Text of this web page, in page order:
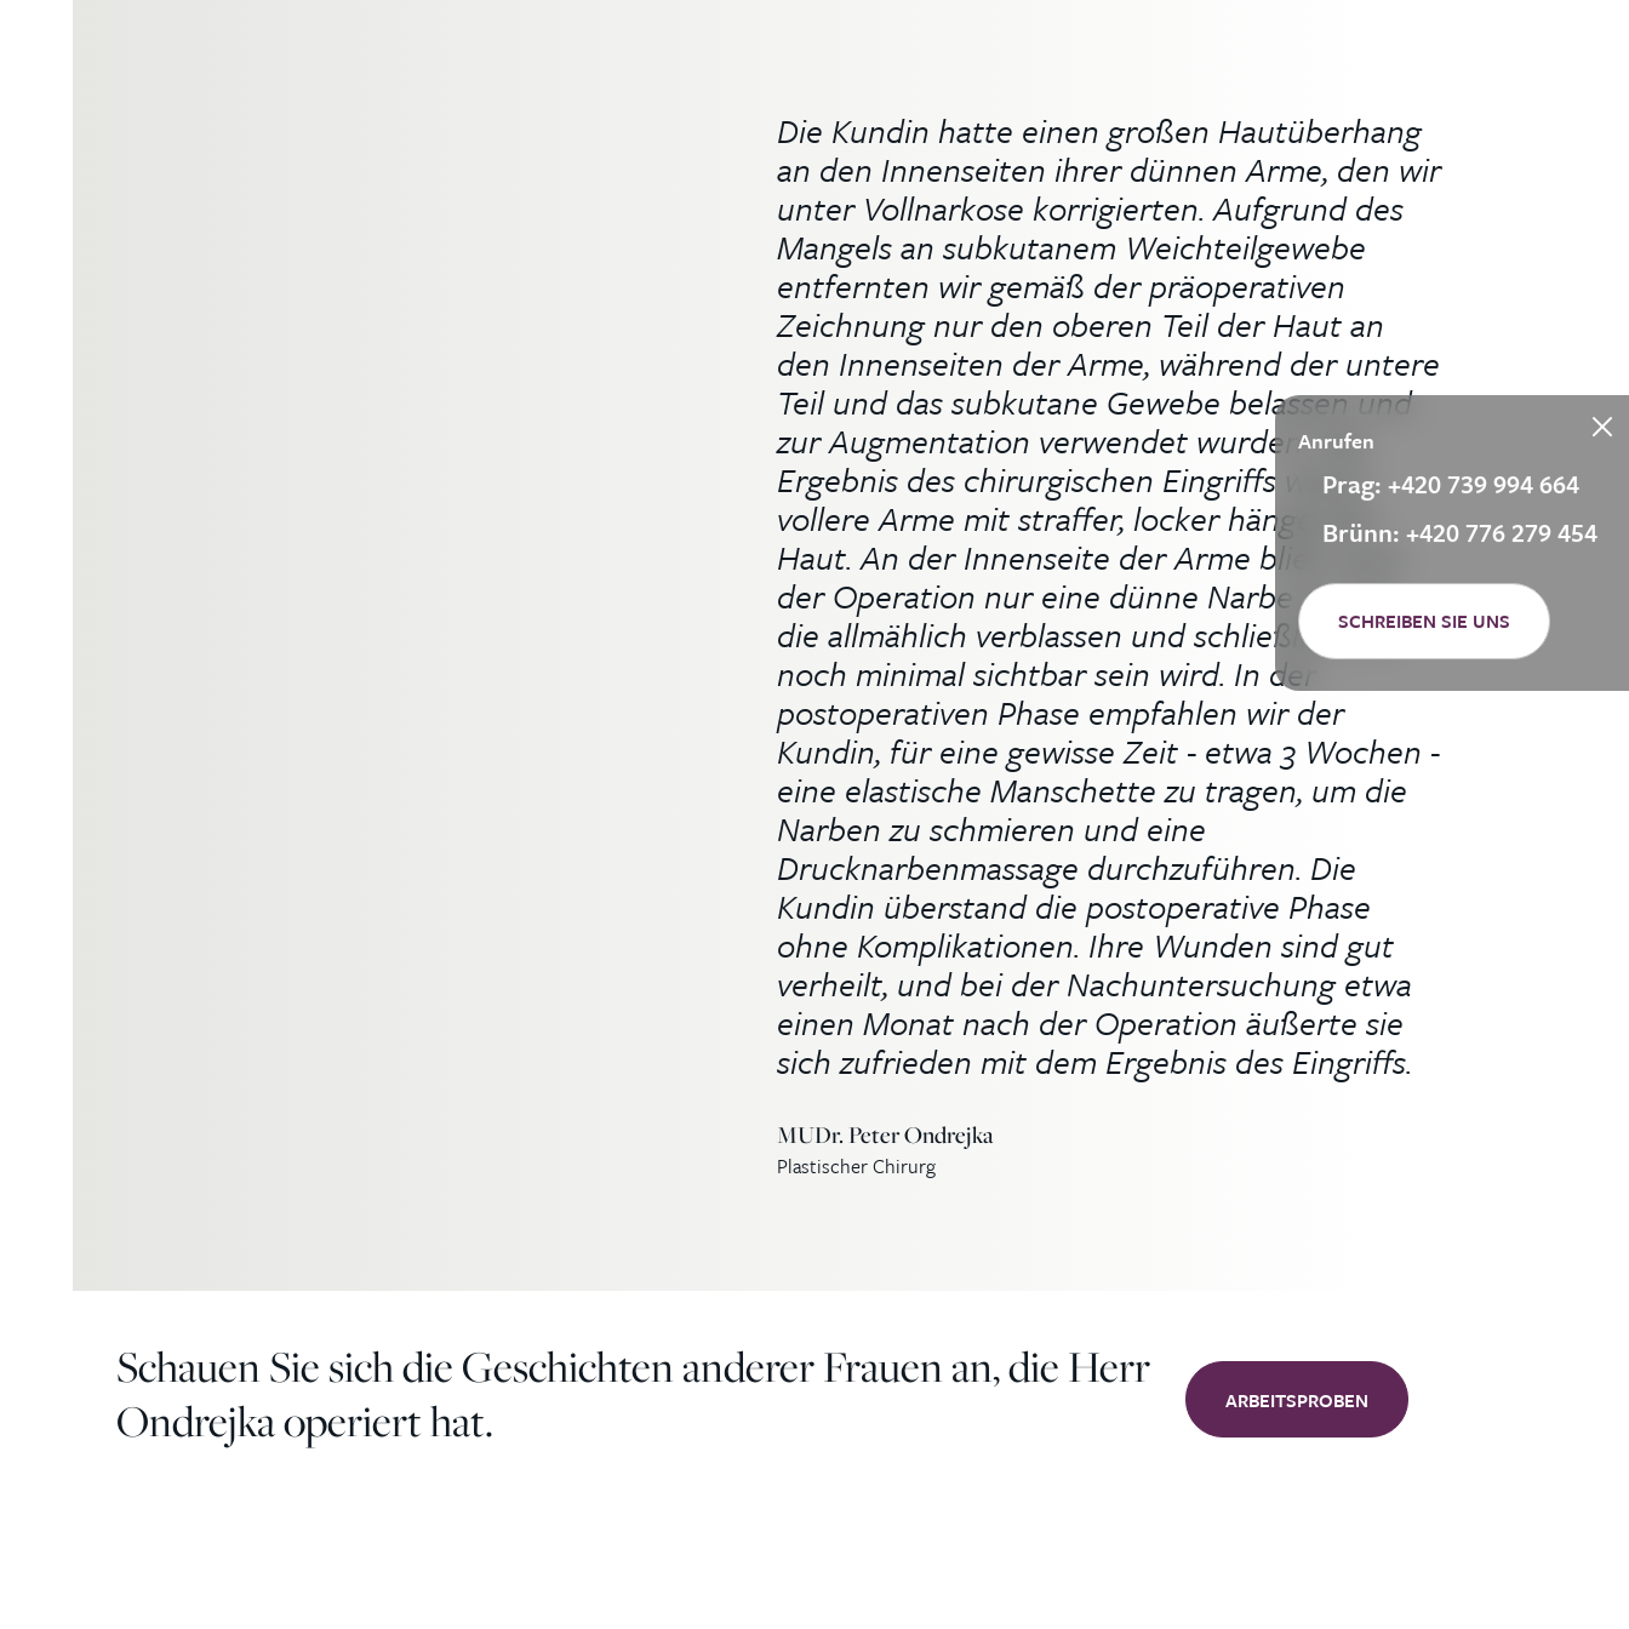
Die Kundin hatte einen großen Hautüberhang
an den Innenseiten ihrer dünnen Arme, den wir
unter Vollnarkose korrigierten. Aufgrund des
Mangels an subkutanem Weichteilgewebe
entfernten wir gemäß der präoperativen
Zeichnung nur den oberen Teil der Haut an
den Innenseiten der Arme, während der untere
Teil und das subkutane Gewebe belassen und
zur Augmentation verwendet wurden. Das
Ergebnis des chirurgischen Eingriffs waren
vollere Arme mit straffer, locker hängender
Haut. An der Innenseite der Arme blieb nach
der Operation nur eine dünne Narbe zurück,
die allmählich verblassen und schließlich nur
noch minimal sichtbar sein wird. In der
postoperativen Phase empfahlen wir der
Kundin, für eine gewisse Zeit - etwa 3 Wochen -
eine elastische Manschette zu tragen, um die
Narben zu schmieren und eine
Drucknarbenmassage durchzuführen. Die
Kundin überstand die postoperative Phase
ohne Komplikationen. Ihre Wunden sind gut
verheilt, und bei der Nachuntersuchung etwa
einen Monat nach der Operation äußerte sie
sich zufrieden mit dem Ergebnis des Eingriffs.
MUDr. Peter Ondrejka
Plastischer Chirurg
Schauen Sie sich die Geschichten anderer Frauen an, die Herr
Ondrejka operiert hat.
ARBEITSPROBEN
Anrufen
Prag: +420 739 994 664
Brünn: +420 776 279 454
SCHREIBEN SIE UNS